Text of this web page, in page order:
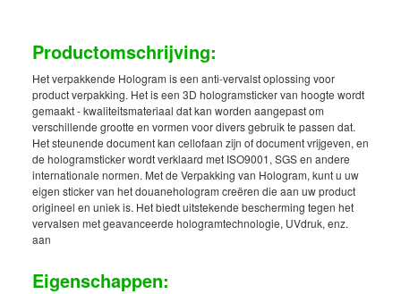
Productomschrijving:
Het verpakkende Hologram is een anti-vervalst oplossing voor
product verpakking. Het is een 3D hologramsticker van hoogte wordt
gemaakt - kwaliteitsmateriaal dat kan worden aangepast om
verschillende grootte en vormen voor divers gebruik te passen dat.
Het steunende document kan cellofaan zijn of document vrijgeven, en
de hologramsticker wordt verklaard met ISO9001, SGS en andere
internationale normen. Met de Verpakking van Hologram, kunt u uw
eigen sticker van het douanehologram creëren die aan uw product
origineel en uniek is. Het biedt uitstekende bescherming tegen het
vervalsen met geavanceerde hologramtechnologie, UVdruk, enz.
aan
Eigenschappen: